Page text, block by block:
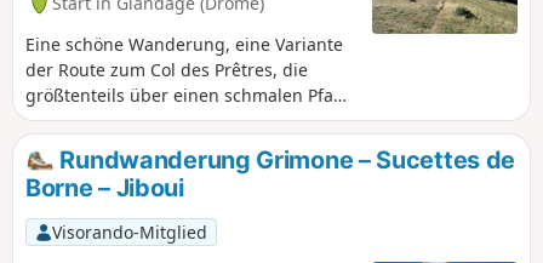
Eine schöne Wanderung, eine Variante
der Route zum Col des Prêtres, die
größtenteils über einen schmalen Pfad
führt. Geeignet für kleine, aber dennoch
recht trainierte Beine.
Rundwanderung Grimone – Sucettes de
Borne – Jiboui
Visorando-Mitglied